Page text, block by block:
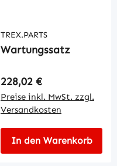
TREX.PARTS
Wartungssatz
Regulärer Preis:
228,02 €
Preise inkl. MwSt. zzgl.
Versandkosten
In den Warenkorb